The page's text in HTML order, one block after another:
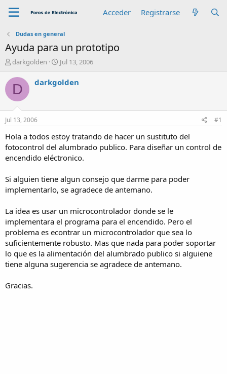
Acceder Registrarse
Dudas en general
Ayuda para un prototipo
A
t
r
darkgolden
F
c
n
c
i
Jul 13, 2006
D darkgolden
Jul 13, 2006 #1
Hola a todos estoy tratando de hacer un sustituto del
fotocontrol del alumbrado publico. Para diseñar un control de
encendido eléctronico.
Si alguien tiene algun consejo que darme para poder
implementarlo, se agradece de antemano.
La idea es usar un microcontrolador donde se le
implementara el programa para el encendido. Pero el
problema es econtrar un microcontrolador que sea lo
suficientemente robusto. Mas que nada para poder soportar
lo que es la alimentación del alumbrado publico si alguiene
tiene alguna sugerencia se agradece de antemano.
Gracias.